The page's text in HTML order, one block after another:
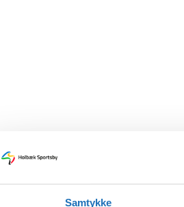
Samtykke